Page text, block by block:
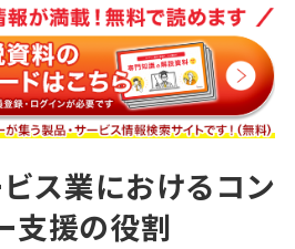
ス業におけるコン
支援の役割